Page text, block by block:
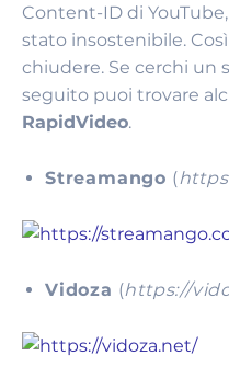
Content-ID di
stato insostenibile.
chiudere. Se cerchi un
seguito puoi trovare
RapidVideo.
Streamango (
Vidoza (https://